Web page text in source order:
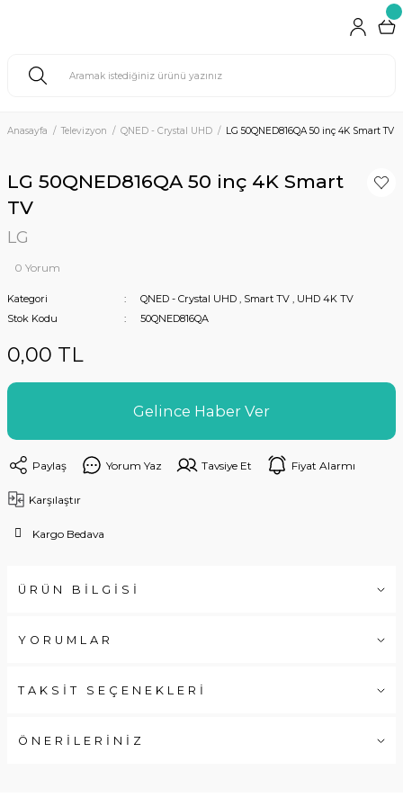
Anasayfa Televizyon QNED - Crystal UHD LG 50QNED816QA 50 inç 4K Smart TV
LG 50QNED816QA 50 inç 4K Smart
TV
LG
0 Yorum
Kategori QNED - Crystal UHD , Smart TV , UHD 4K TV
Stok Kodu
50QNED816QA
0,00 TL
Gelince Haber Ver
Paylaş Yorum Yaz Tavsiye Et Fiyat Alarmı
Karşılaştır
Kargo Bedava
ÜRÜN BİLGİSİ
YORUMLAR
TAKSİT SEÇENEKLERİ
ÖNERİLERİNİZ